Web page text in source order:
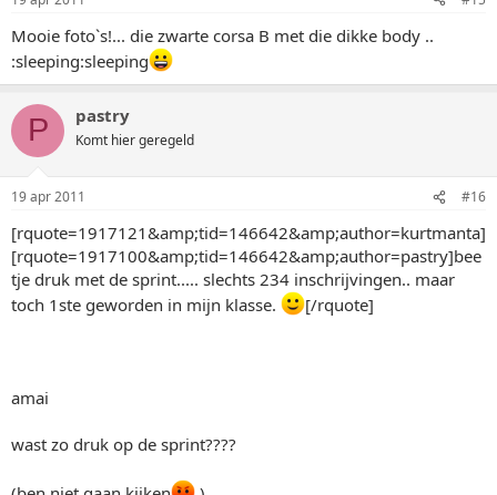
Mooie foto`s!... die zwarte corsa B met die dikke body ..
:sleeping:sleeping
P pastry
Komt hier geregeld
19 apr 2011 #16
[rquote=1917121&amp;tid=146642&amp;author=kurtmanta]
[rquote=1917100&amp;tid=146642&amp;author=pastry]bee
tje druk met de sprint..... slechts 234 inschrijvingen.. maar
toch 1ste geworden in mijn klasse.
[/rquote]
amai
wast zo druk op de sprint????